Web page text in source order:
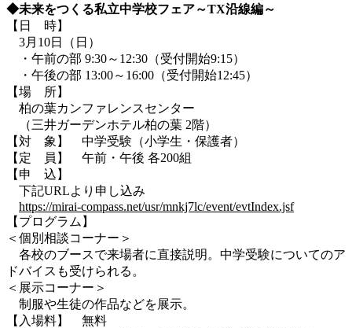
◆未来をつくる私立中学校フェア～TX沿線編～
【日 時】
3月10日（日）
・午前の部 9:30～12:30（受付開始9:15）
・午後の部 13:00～16:00（受付開始12:45）
【場 所】
柏の葉カンファレンスセンター
（三井ガーデンホテル柏の葉 2階）
【対 象】 中学受験（小学生・保護者）
【定 員】 午前・午後 各200組
【申 込】
下記URLより申し込み
https://mirai-compass.net/usr/mnkj7lc/event/evtIndex.jsf
【プログラム】
＜個別相談コーナー＞
各校のブースで来場者に直接説明。中学受験についてのア
ドバイスも受けられる。
＜展示コーナー＞
制服や生徒の作品などを展示。
【入場料】 無料